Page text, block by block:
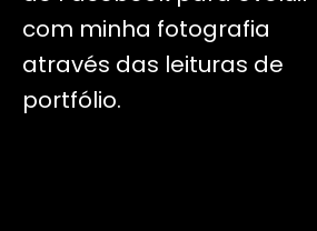
com minha fotografia
através das leituras de
portfólio.